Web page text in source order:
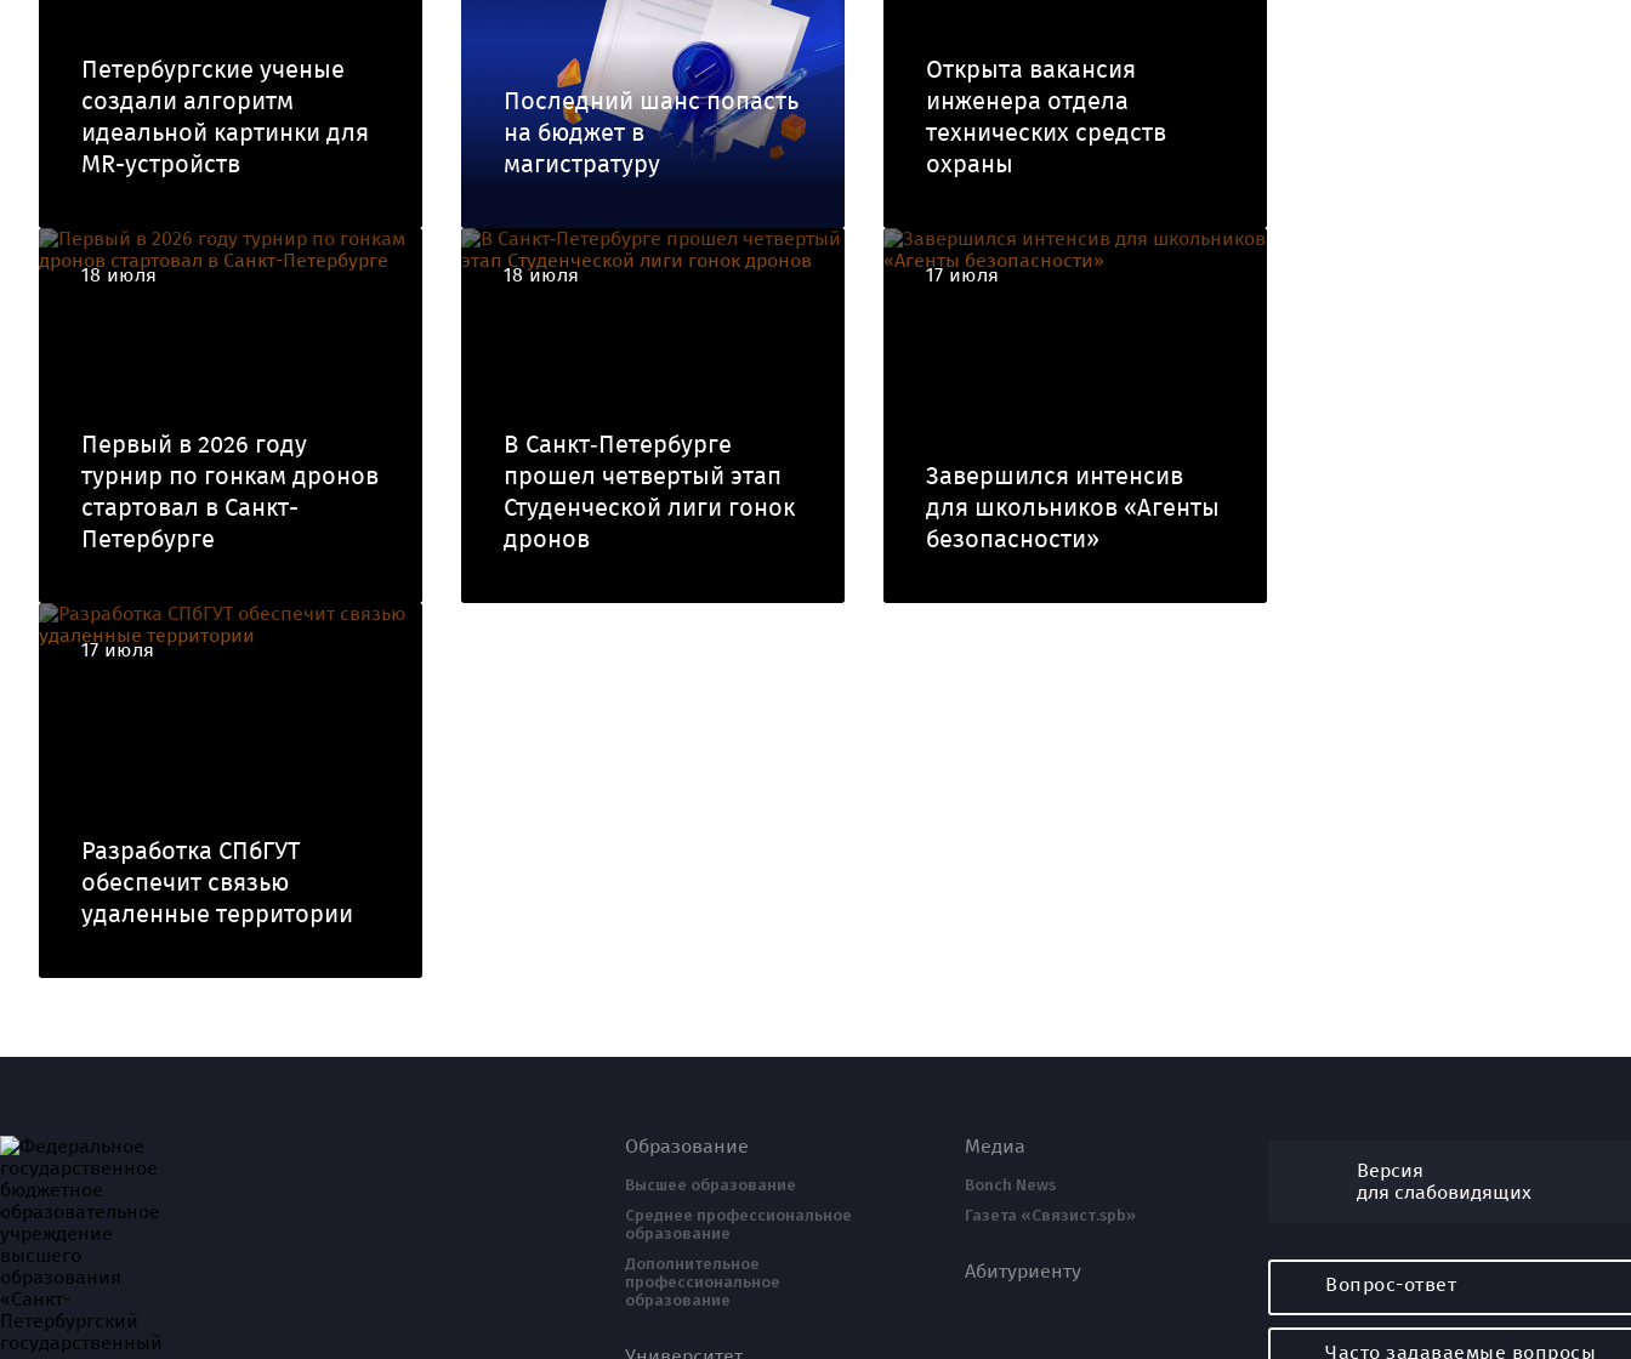
Петербургские ученые
создали алгоритм
идеальной картинки для
MR-устройств
Последний шанс попасть
на бюджет в
магистратуру
Открыта вакансия
инженера отдела
технических средств
охраны
18 июля
Первый в 2026 году
турнир по гонкам дронов
стартовал в Санкт-
Петербурге
18 июля
В Санкт‑Петербурге
прошел четвертый этап
Студенческой лиги гонок
дронов
17 июля
Завершился интенсив
для школьников «Агенты
безопасности»
17 июля
Разработка СПбГУТ
обеспечит связью
удаленные территории
Образование
Высшее образование
Среднее профессиональное
образование
Дополнительное
профессиональное
образование
Медиа
Bonch News
Газета «Связист.spb»
Абитуриенту
Версия
для слабовидящих
Вопрос-ответ
Часто задаваемые вопросы